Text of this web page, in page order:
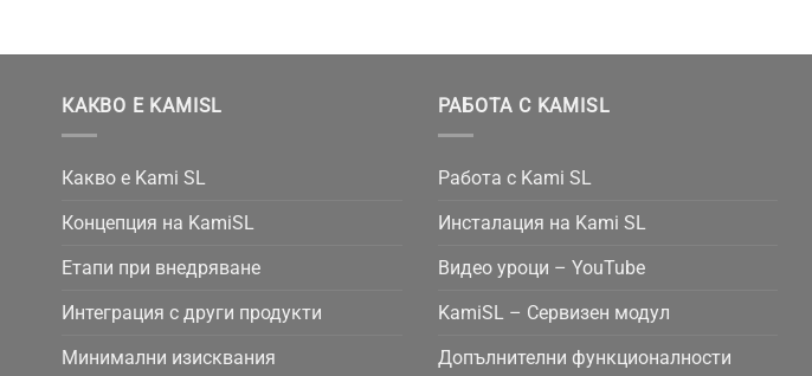
КАКВО Е KAMISL
Какво е Kami SL
Концепция на KamiSL
Етапи при внедряване
Интеграция с други продукти
Минимални изисквания
РАБОТА С KAMISL
Работа с Kami SL
Инсталация на Kami SL
Видео уроци – YouTube
KamiSL – Сервизен модул
Допълнителни функционалности